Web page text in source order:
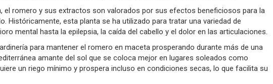
el romero y sus extractos son valorados por sus efectos beneficiosos para la
Históricamente, esta planta se ha utilizado para tratar una variedad de
mental hasta la epilepsia, la caída del cabello y el dolor en las articulaciones.
para mantener el romero en maceta prosperando durante más de una
amante del sol que se coloca mejor en lugares soleados como
un riego mínimo y prospera incluso en condiciones secas, lo que facilita su